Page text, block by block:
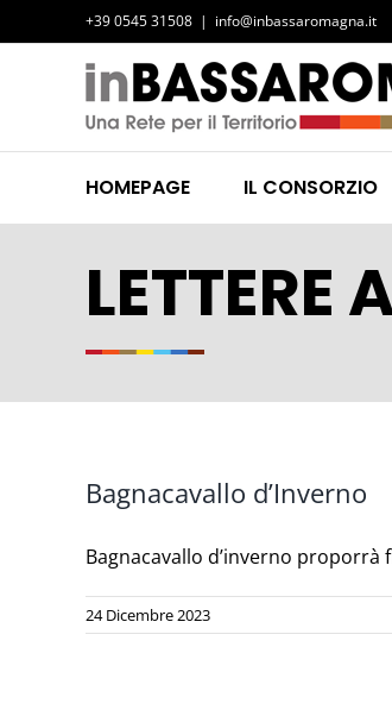
al
contenuto
+39 0545 31508 | info@inbassaromagna.it
HOMEPAGE IL CONSORZIO
LETTERE
Bagnacavallo d’Inverno
Bagnacavallo d’inverno
24 Dicembre 2023